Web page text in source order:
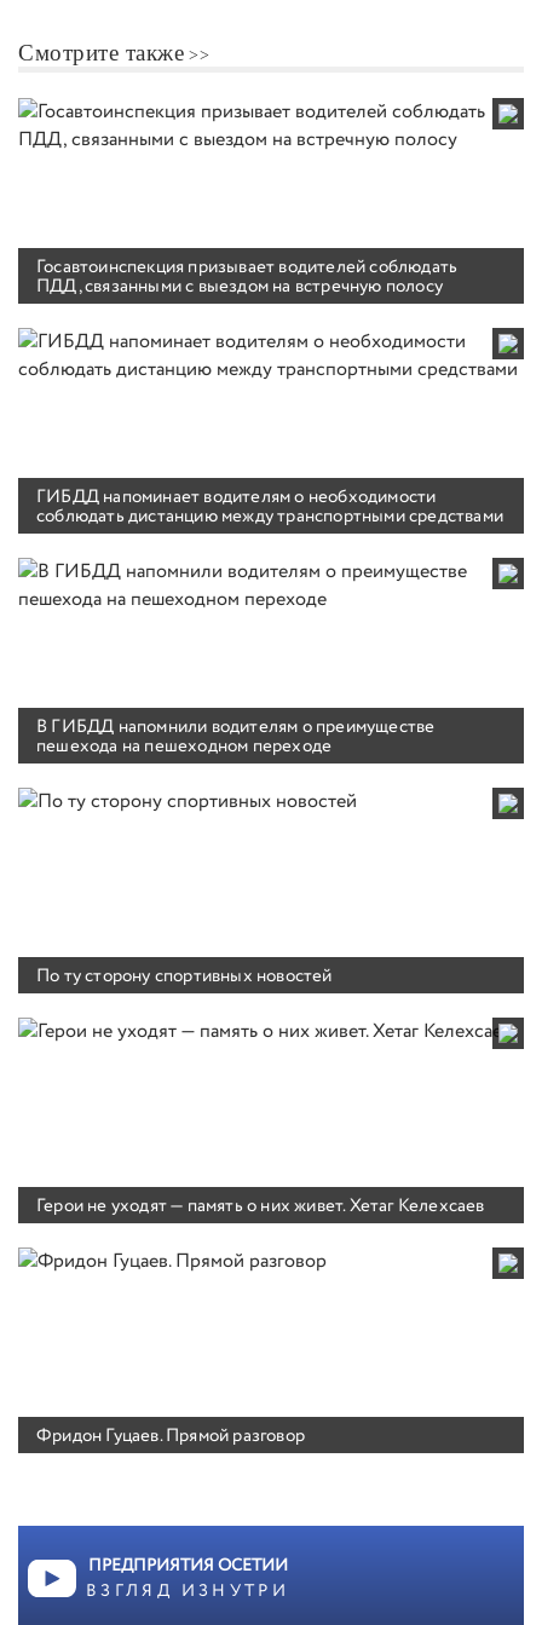
Смотрите также
Госавтоинспекция призывает водителей соблюдать
ПДД, связанными с выездом на встречную полосу
ГИБДД напоминает водителям о необходимости
соблюдать дистанцию между транспортными средствами
В ГИБДД напомнили водителям о преимуществе
пешехода на пешеходном переходе
По ту сторону спортивных новостей
Герои не уходят — память о них живет. Хетаг Келехсаев
Фридон Гуцаев. Прямой разговор
ПРЕДПРИЯТИЯ ОСЕТИИ
ВЗГЛЯД ИЗНУТРИ